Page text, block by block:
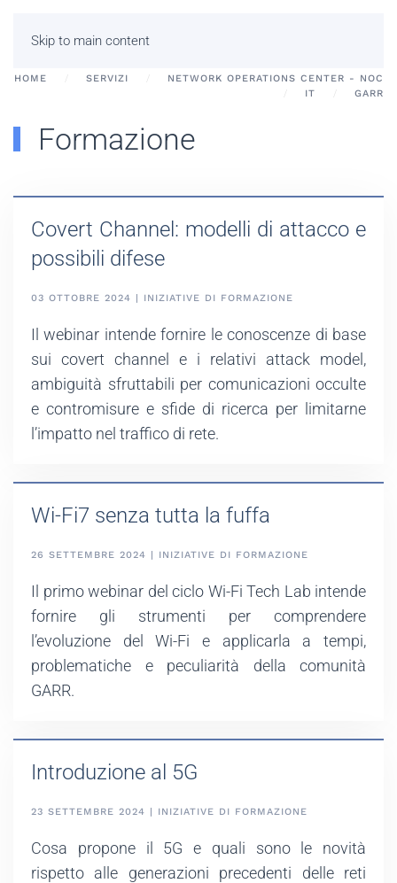
Skip to main content
HOME SERVIZI
NETWORK OPERATIONS CENTER - NOC
IT
GARR
Formazione
Covert Channel: modelli di attacco e
possibili difese
03 OTTOBRE 2024 | INIZIATIVE DI FORMAZIONE
Il webinar intende fornire le conoscenze di base
sui covert channel e i relativi attack model,
ambiguità sfruttabili per comunicazioni occulte
e contromisure e sfide di ricerca per limitarne
l’impatto nel traffico di rete.
Wi-Fi7 senza tutta la fuffa
26 SETTEMBRE 2024 | INIZIATIVE DI FORMAZIONE
Il primo webinar del ciclo Wi-Fi Tech Lab intende
fornire gli strumenti per comprendere
l’evoluzione del Wi-Fi e applicarla a tempi,
problematiche e peculiarità della comunità
GARR.
Introduzione al 5G
23 SETTEMBRE 2024 | INIZIATIVE DI FORMAZIONE
Cosa propone il 5G e quali sono le novità
rispetto alle generazioni precedenti delle reti